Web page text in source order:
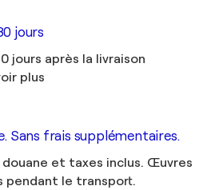
jours
jours après la livraison
plus
Sans frais supplémentaires.
douane et taxes inclus. Œuvres
pendant le transport.